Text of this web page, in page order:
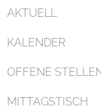
AKTUELL
KALENDER
OFFENE
MITTAGSTISCH